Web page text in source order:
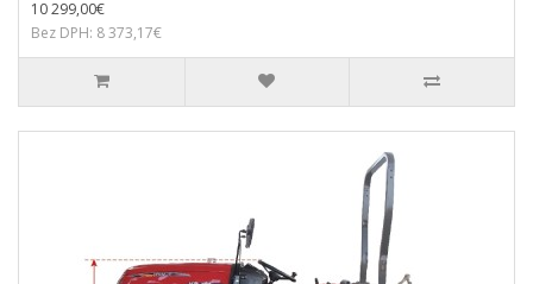
10 299,00€
Bez DPH: 8 373,17€